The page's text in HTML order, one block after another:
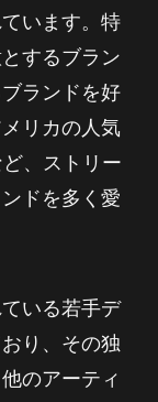
います。特
するブラン
ランドを好
リカの人気
、ストリー
ドを多く愛
いる若手デ
り、その独
のアーティ